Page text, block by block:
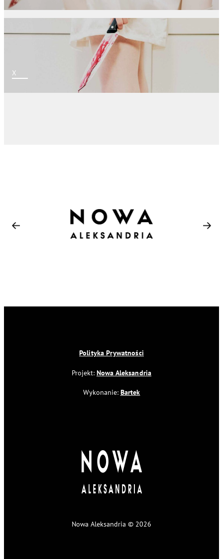
X
Polityka Prywatności
Projekt: Nowa Aleksandria
Wykonanie: Bartek
Nowa Aleksandria © 2026